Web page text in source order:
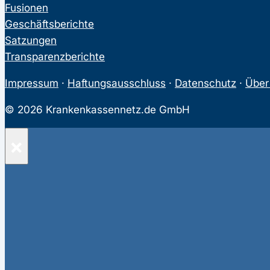
Fusionen
Geschäftsberichte
Satzungen
Transparenzberichte
Impressum · Haftungsausschluss · Datenschutz ·
© 2026 Krankenkassennetz.de GmbH